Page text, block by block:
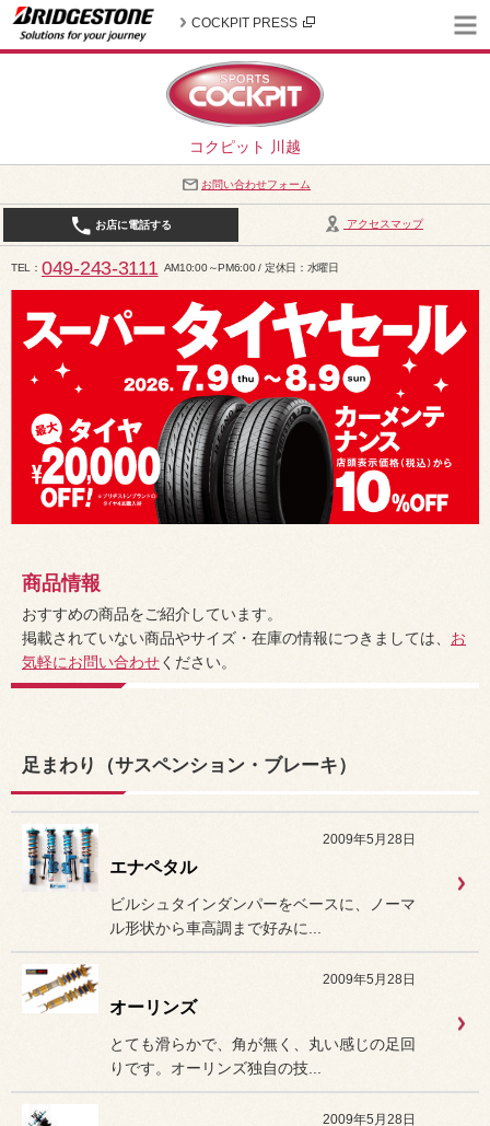
コクピット 川越
COCKPIT PRESS
お問い合わせフォーム
アクセスマップ
お店に電話する
TEL 049-243-3111 AM10:00～PM6:00 / 定休日：水曜日
商品情報
おすすめの商品をご紹介しています。
掲載されていない商品やサイズ・在庫の情報につきましては、 お
気軽にお問い合わせください。
足まわり（サスペンション・ブレーキ）
2009年5月28日
エナペタル
ビルシュタインダンパーをベースに、ノーマ
ル形状から車高調まで好みに...
2009年5月28日
オーリンズ
とても滑らかで、角が無く、丸い感じの足回
りです。オーリンズ独自の技...
2009年5月28日